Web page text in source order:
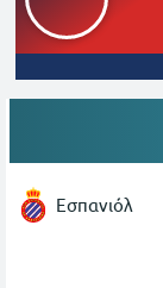
Εσπανιόλ